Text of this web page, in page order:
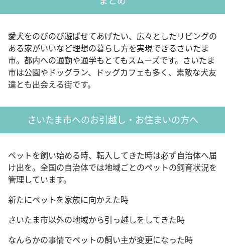
愛犬をのびのび遊ばせてあげたい、広々としたリビングの
ある家がいいなど理想の暮らし方を実現できるさいたま
市。都内への通勤や通学もとてもスムーズです。さいたま
市は公園やドッグラン、ドッグカフェも多く、素敵な犬友
達とも出会える街です。
さいたま市へのお引越し・お住まいの方へ
ペットを飼い始める時、転入してきた時は必ず自治体へ届
け出を。全国の自治体では地域ごとのペットの飼育状況を
管理しています。
新たにペットを家族に向かえた時
さいたま市以外の地域から引っ越しをしてきた時
なんらかの事情でペットの飼い主が変更になった時